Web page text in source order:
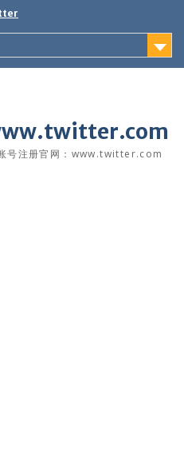
号注册官网：www.twitter.com